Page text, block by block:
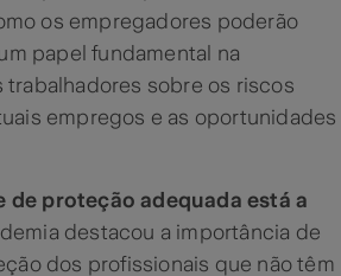
os empregadores poderão
papel fundamental na
trabalhadores sobre os riscos
empregos e as oportunidades
de proteção adequada está a
destacou a importância de
dos profissionais que não têm